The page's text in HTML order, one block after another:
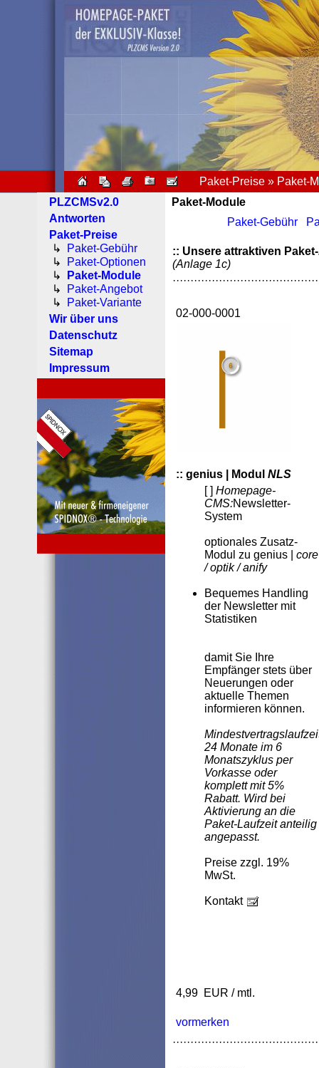
Paket-Preise » Paket-
PLZCMSv2.0
Antworten
Paket-Preise
↳
Paket-Gebühr
↳
Paket-Optionen
↳
Paket-Module
↳
Paket-Angebot
↳
Paket-Variante
Wir über uns
Datenschutz
Sitemap
Impressum
Paket-Module
Paket-Gebühr
:: Unsere attraktiven
(Anlage 1c)
02-000-0001
:: genius | Modul NLS
[ ] Homepage-
CMS:Newsletter-
System
optionales Zusatz-
Modul zu genius | core
/ optik / anify
Bequemes Handling
der Newsletter mit
Statistiken
damit Sie Ihre
Empfänger stets über
Neuerungen oder
aktuelle Themen
informieren können.
24 Monate im 6
Monatszyklus per
Vorkasse oder
komplett mit 5%
Rabatt. Wird bei
Aktivierung an die
Paket-Laufzeit anteilig
angepasst.
Preise zzgl. 19%
MwSt.
Kontakt
4,99 EUR / mtl.
vormerken